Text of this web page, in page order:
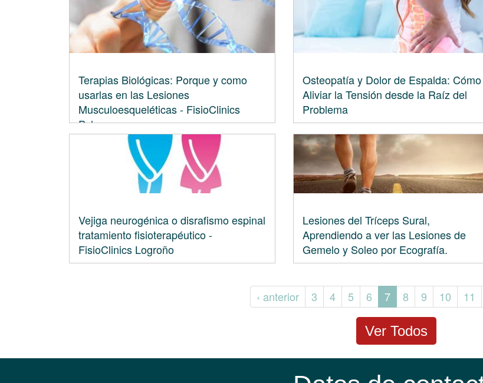
Terapias Biológicas: Porque y como
usarlas en las Lesiones
Musculoesqueléticas - FisioClinics
Palma
Osteopatía y Dolor de Espalda: Cómo
Aliviar la Tensión desde la Raíz del
Problema
Vejiga neurogénica o disrafismo espinal
tratamiento fisioterapéutico -
FisioClinics Logroño
Lesiones del Tríceps Sural,
Aprendiendo a ver las Lesiones de
Gemelo y Soleo por Ecografía.
‹ anterior 3 4 5 6 7 8 9 10 11
Ver Todos